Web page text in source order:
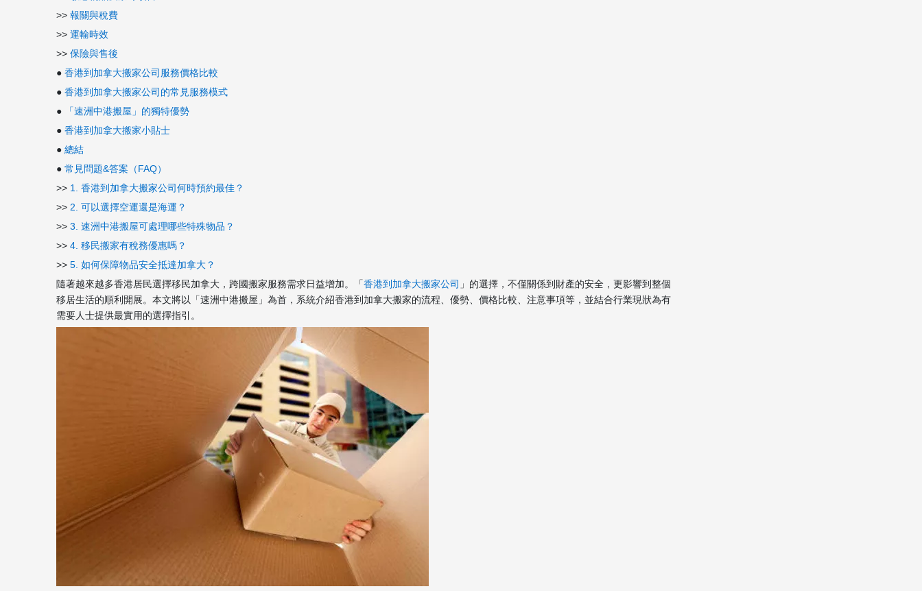
>> 報關與稅費
>> 運輸時效
>> 保險與售後
● 香港到加拿大搬家公司服務價格比較
● 香港到加拿大搬家公司的常見服務模式
●
「速洲中港搬屋」的獨特優勢
● 香港到加拿大搬家小貼士
● 總結
● 常見問題&答案（FAQ）
>> 1. 香港到加拿大搬家公司何時預約最佳？
>> 2. 可以選擇空運還是海運？
>> 3. 速洲中港搬屋可處理哪些特殊物品？
>> 4. 移民搬家有稅務優惠嗎？
>> 5. 如何保障物品安全抵達加拿大？
隨著越來越多香港居民選擇移民加拿大，跨國搬家服務需求日益增加。「香港到加拿大搬家公司 」的選擇，不僅關係到財產的安全，更影響到整個
移居生活的順利開展。本文將以「速洲中港搬屋」為首，系統介紹香港到加拿大搬家的流程、優勢、價格比較、注意事項等，並結合行業現狀為有
需要人士提供最實用的選擇指引。